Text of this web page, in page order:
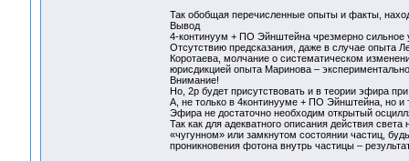
Так обобщая перечисленные опыты и факты,
Вывод
4-континуум + ПО Эйнштейна чрезмерно
Отсутствию предсказания, даже в случае опыта
Коротаева, молчание о систематическом
юрисдикцией опыта Маринова –
Внимание!
Но, 2р будет присутствовать и в теории эфира
А, не только в 4континууме + ПО Эйнштейна, но
Эфира не достаточно необходим открытый
Так как для адекватного описания действия
«чугунном» или замкнутом состоянии частиц,
проникновения фотона внутрь частицы –